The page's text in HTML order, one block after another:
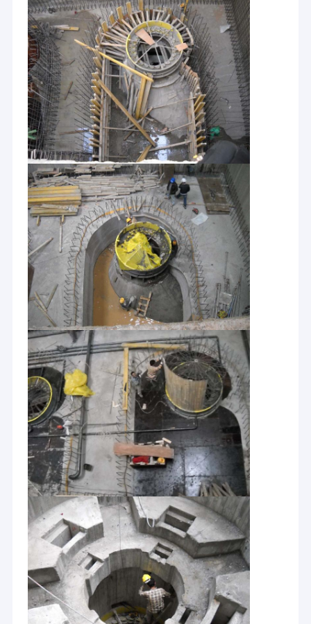
Casa
Produtos
Sobre nós
HYDROTU são risco o fornecedor do equipamento das energias
hidráulicas, a consulta e do projeto de engenharia chineses
completos no campo do equipamento das energias hidráulicas.
Nós fornecemos o equipamento chinês de alta qualidade das
energias hidráulicas as tecnologias avançadas e os serviços